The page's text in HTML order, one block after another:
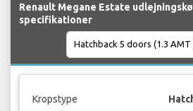
Renault Megane Estate
specifikationer
Kropstype